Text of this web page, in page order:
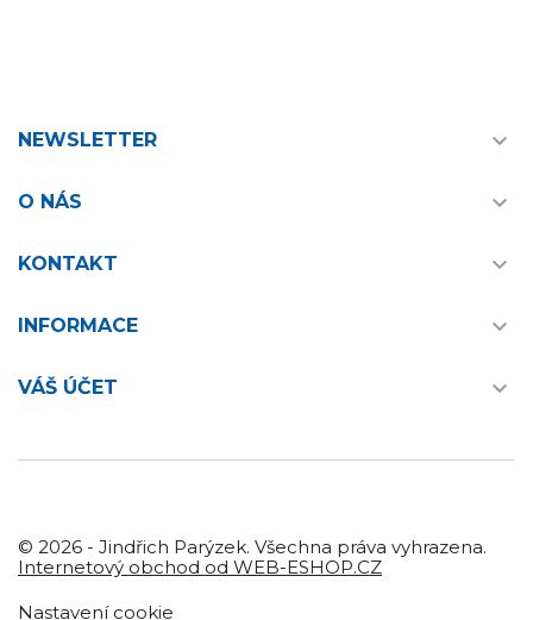
NEWSLETTER 
O NÁS 
KONTAKT 
INFORMACE 
VÁŠ ÚČET 
© 2026 - Jindřich Parýzek. Všechna práva vyhrazena.
Internetový obchod od WEB-ESHOP.CZ
Nastavení cookie